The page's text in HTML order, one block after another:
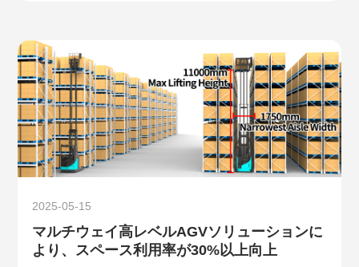
2025-05-15
マルチウェイ高レベルAGVソリューションに
より、スペース利用率が30%以上向上